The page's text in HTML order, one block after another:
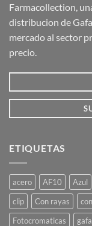
se
elegir
de
Farmacollection,
distribucion de
mercado al sector
precio.
ETIQUETAS
acero AF10 Azul
clip
Con rayas
Fotocromaticas